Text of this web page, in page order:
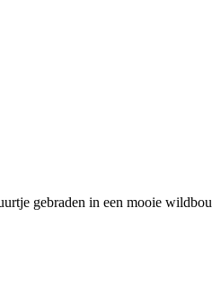
gebraden in een mooie